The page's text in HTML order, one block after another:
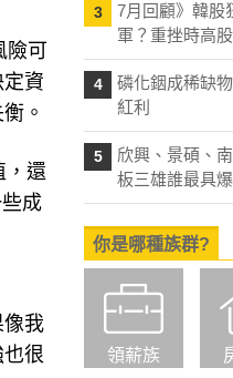
可
資
。
，還
成
像我
很
3
7月回顧》韓股
軍？重挫時高
4
磷化銦成稀缺
紅利
5
欣興、景碩、
板三雄誰最具
你是哪種族群?
領薪族